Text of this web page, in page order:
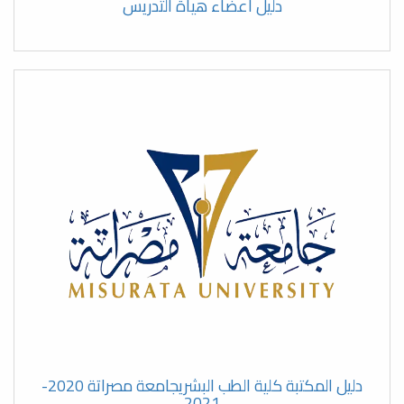
انطلاقة الفصل الدراسي الثالث
لماجستير علم أمراض النساء والتوليد
اجتماع عميد كلية الطب البشري
بجامعة مصراتة مع الفنيين
لمناقشة عدد من القضايا الإدارية
والفنية
دليل المكتبة كلية الطب البشريجامعة مصراتة 2020-